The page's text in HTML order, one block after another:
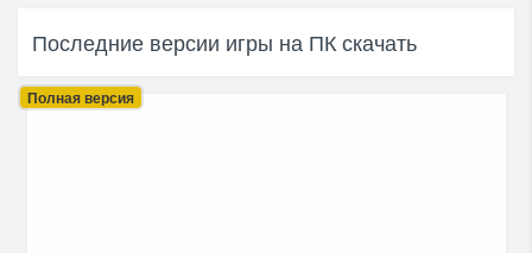
Последние версии игры на ПК скачать
Полная версия